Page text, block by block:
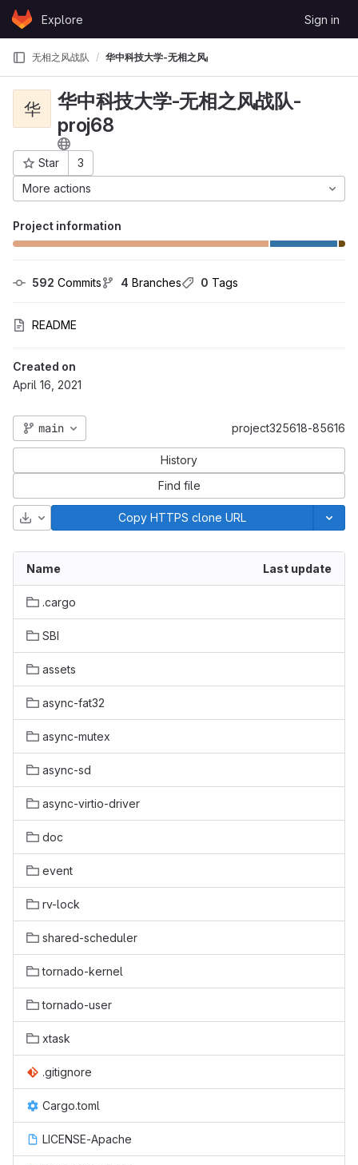
Skip to content
GitLabExplore Sign in
无相之风战队 华中科技大学-无相之风战队-proj68
华
华中科技大学-无相之风战队-
proj68
Star
3
Project ID: 670
More actions
Project information
592 Commits 4 Branches 0 Tags
README
Created on
April 16, 2021
main project325618-85616
History
Find file
Download Copy HTTPS clone URL
Name Last update
.cargo
SBI
assets
async-fat32
async-mutex
async-sd
async-virtio-driver
doc
event
rv-lock
shared-scheduler
tornado-kernel
tornado-user
xtask
.gitignore
Cargo.toml
LICENSE-Apache